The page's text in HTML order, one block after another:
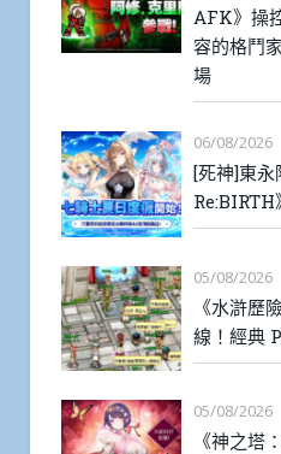
AFK》操
容的格鬥
場
06/08/2026
[死神]東永
05/08/2026
《水滸歷
線！經典
05/08/2026
《神之塔